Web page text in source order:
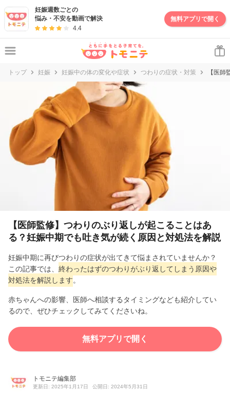
妊娠週数ごとの
悩み・不安を動画で解決
4.4
無料アプリで開く
トップ 妊娠 妊娠中の体の変化や症状 つわりの症状・対策 【医
【医師監修】つわりのぶり返しが起こることはあ
る？妊娠中期でも吐き気が続く原因と対処法を解説
妊娠中期に再びつわりの症状が出てきて悩まされていませんか？
この記事では、 終わったはずのつわりがぶり返してしまう原因や
対処法を解説します。
赤ちゃんへの影響、医師へ相談するタイミングなども紹介してい
るので、ぜひチェックしてみてくださいね。
無料アプリで開く
トモニテ編集部
更新日: 2025年1月17日 公開日: 2024年5月31日